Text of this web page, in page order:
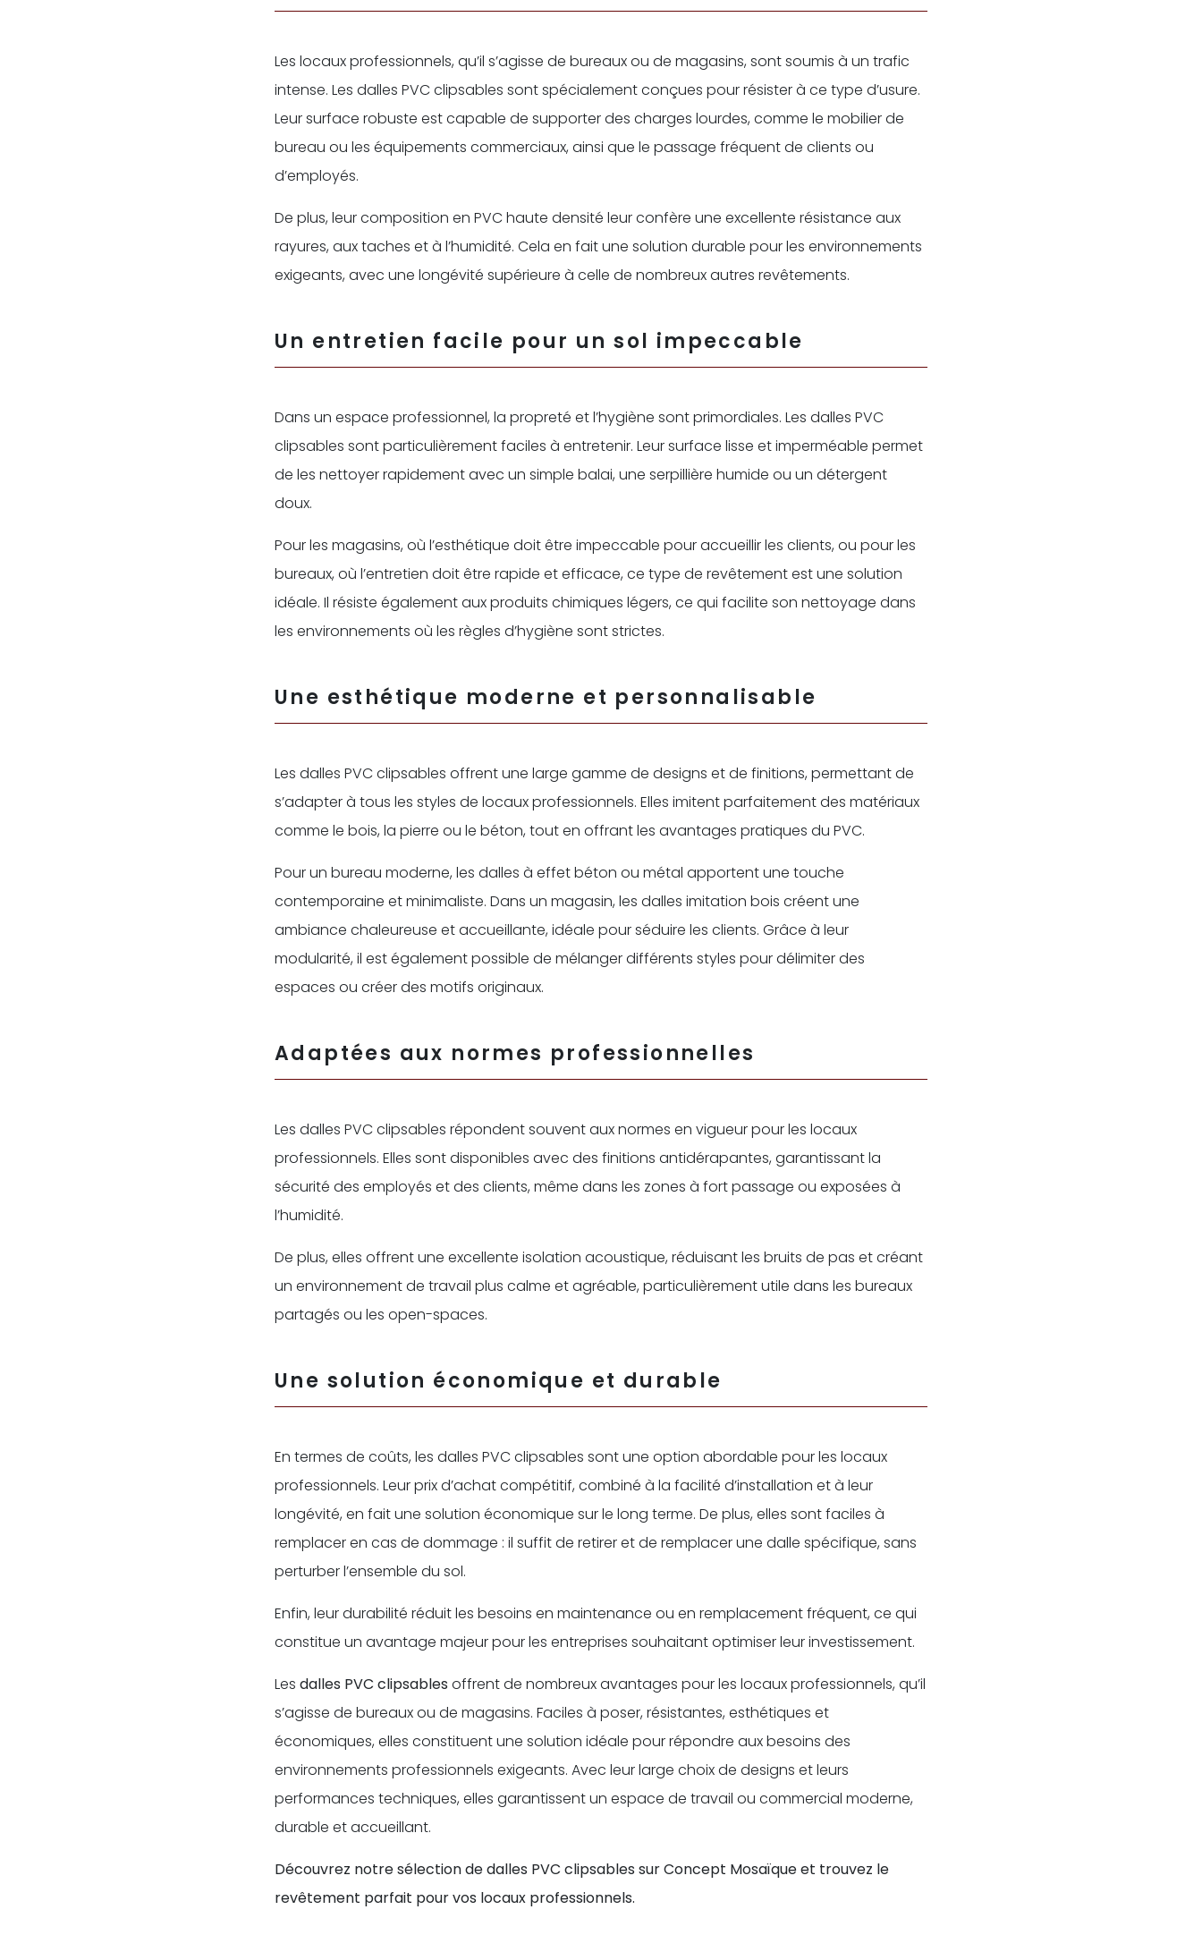
Les locaux professionnels, qu’il s’agisse de bureaux ou de magasins, sont soumis à un trafic
intense. Les dalles PVC clipsables sont spécialement conçues pour résister à ce type d’usure.
Leur surface robuste est capable de supporter des charges lourdes, comme le mobilier de
bureau ou les équipements commerciaux, ainsi que le passage fréquent de clients ou
d’employés.
De plus, leur composition en PVC haute densité leur confère une excellente résistance aux
rayures, aux taches et à l’humidité. Cela en fait une solution durable pour les environnements
exigeants, avec une longévité supérieure à celle de nombreux autres revêtements.
Un entretien facile pour un sol impeccable
Dans un espace professionnel, la propreté et l’hygiène sont primordiales. Les dalles PVC
clipsables sont particulièrement faciles à entretenir. Leur surface lisse et imperméable permet
de les nettoyer rapidement avec un simple balai, une serpillière humide ou un détergent
doux.
Pour les magasins, où l’esthétique doit être impeccable pour accueillir les clients, ou pour les
bureaux, où l’entretien doit être rapide et efficace, ce type de revêtement est une solution
idéale. Il résiste également aux produits chimiques légers, ce qui facilite son nettoyage dans
les environnements où les règles d’hygiène sont strictes.
Une esthétique moderne et personnalisable
Les dalles PVC clipsables offrent une large gamme de designs et de finitions, permettant de
s’adapter à tous les styles de locaux professionnels. Elles imitent parfaitement des matériaux
comme le bois, la pierre ou le béton, tout en offrant les avantages pratiques du PVC.
Pour un bureau moderne, les dalles à effet béton ou métal apportent une touche
contemporaine et minimaliste. Dans un magasin, les dalles imitation bois créent une
ambiance chaleureuse et accueillante, idéale pour séduire les clients. Grâce à leur
modularité, il est également possible de mélanger différents styles pour délimiter des
espaces ou créer des motifs originaux.
Adaptées aux normes professionnelles
Les dalles PVC clipsables répondent souvent aux normes en vigueur pour les locaux
professionnels. Elles sont disponibles avec des finitions antidérapantes, garantissant la
sécurité des employés et des clients, même dans les zones à fort passage ou exposées à
l’humidité.
De plus, elles offrent une excellente isolation acoustique, réduisant les bruits de pas et créant
un environnement de travail plus calme et agréable, particulièrement utile dans les bureaux
partagés ou les open-spaces.
Une solution économique et durable
En termes de coûts, les dalles PVC clipsables sont une option abordable pour les locaux
professionnels. Leur prix d’achat compétitif, combiné à la facilité d’installation et à leur
longévité, en fait une solution économique sur le long terme. De plus, elles sont faciles à
remplacer en cas de dommage : il suffit de retirer et de remplacer une dalle spécifique, sans
perturber l’ensemble du sol.
Enfin, leur durabilité réduit les besoins en maintenance ou en remplacement fréquent, ce qui
constitue un avantage majeur pour les entreprises souhaitant optimiser leur investissement.
Les dalles PVC clipsables offrent de nombreux avantages pour les locaux professionnels, qu’il
s’agisse de bureaux ou de magasins. Faciles à poser, résistantes, esthétiques et
économiques, elles constituent une solution idéale pour répondre aux besoins des
environnements professionnels exigeants. Avec leur large choix de designs et leurs
performances techniques, elles garantissent un espace de travail ou commercial moderne,
durable et accueillant.
Découvrez notre sélection de dalles PVC clipsables sur Concept Mosaïque et trouvez le
revêtement parfait pour vos locaux professionnels.